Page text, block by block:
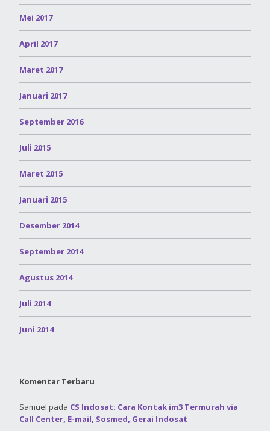
Mei 2017
April 2017
Maret 2017
Januari 2017
September 2016
Juli 2015
Maret 2015
Januari 2015
Desember 2014
September 2014
Agustus 2014
Juli 2014
Juni 2014
Komentar Terbaru
Samuel pada CS Indosat: Cara Kontak im3 Termurah via
Call Center, E-mail, Sosmed, Gerai Indosat